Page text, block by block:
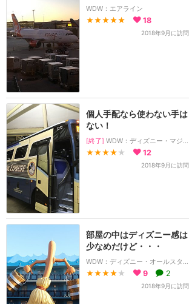
WDW：エアライン
★★★★★ 18
2018年9月に訪問
個人手配なら使わない手は
ない！
[終了] WDW：ディズニー・マジカル・エクスプレス
★★★★ ★ 12
2018年9月に訪問
部屋の中はディズニー感は
少なめだけど・・・
WDW：ディズニー・オールスター・ムービー・リゾート
★★★★ ★ 9 2
2018年9月に訪問